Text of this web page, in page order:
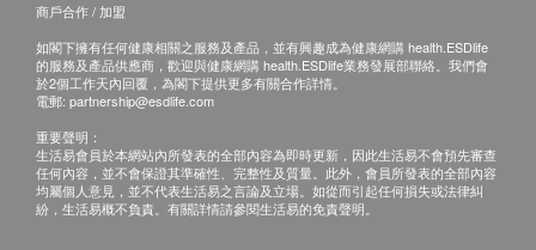
產品內附：
Wats-Touch冷熱水機 : 1部
8公升樽裝蒸餾水 x 12樽 (2樽x 6箱) (電子水券)
Wats-Touch冷熱水機特性：
日期。
倘若屈臣氏蒸餾水未能提供任何已訂購之產品或服
務，或因客戶所使用的信用咭導致之付款問題或任
何其他原因，屈臣氏蒸餾水有權拒絕接受該訂單。
倘若屈臣氏蒸餾水無法提供閣下訂單上的任何產品
或服務，屈臣氏蒸餾水會透過電話或電郵通知閣
下。
商戶合作 / 加盟
如閣下擁有任何健康相關之服務及產品，並有興趣成為健康網購 health.ESDlife
的服務及產品供應商，歡迎與健康網購 health.ESDlife業務發展部聯絡。我們會
於2個工作天內回覆，為閣下提供更多有關合作詳情。
電郵: partnership@esdlife.com
重要聲明：
生活易會員於本網站內所發表的全部內容為即時更新，因此生活易不會預先審查
任何內容，並不會保證其準確性、完整性及質量。此外，會員所發表的全部內容
均屬個人意見，並不代表生活易之言論及立場。如從而引起任何損失或法律糾
紛，生活易概不負責。有關詳情請參閱生活易的免責聲明。